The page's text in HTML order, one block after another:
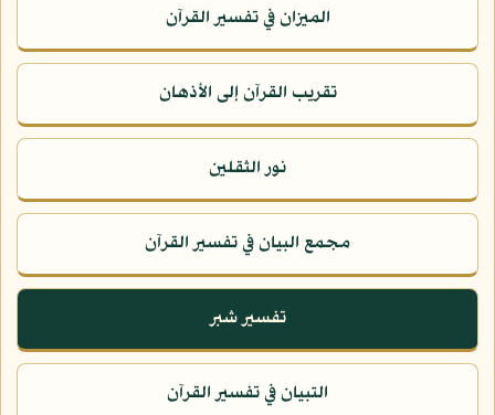
الميزان في تفسير القرآن
تقريب القرآن إلى الأذهان
نور الثقلين
مجمع البيان في تفسير القرآن
تفسير شبر
التبيان في تفسير القرآن